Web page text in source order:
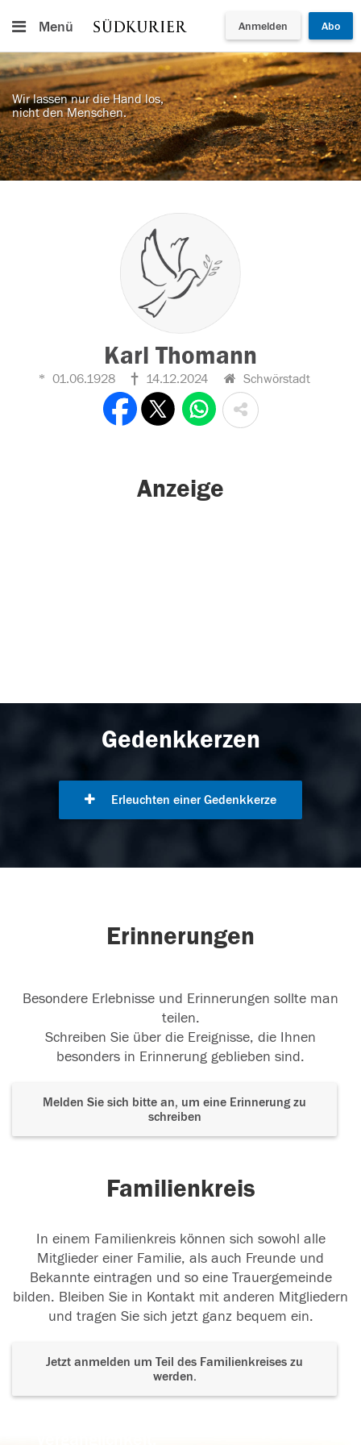
Menü Anmelden Abo
Wir lassen nur die Hand los,
nicht den Menschen.
Karl Thomann
01.06.1928 14.12.2024 Schwörstadt
Anzeige
Gedenkkerzen
Erleuchten einer Gedenkkerze
Erinnerungen
Besondere Erlebnisse und Erinnerungen sollte man
teilen.
Schreiben Sie über die Ereignisse, die Ihnen
besonders in Erinnerung geblieben sind.
Melden Sie sich bitte an, um eine Erinnerung zu
schreiben
Familienkreis
In einem Familienkreis können sich sowohl alle
Mitglieder einer Familie, als auch Freunde und
Bekannte eintragen und so eine Trauergemeinde
bilden. Bleiben Sie in Kontakt mit anderen Mitgliedern
und tragen Sie sich jetzt ganz bequem ein.
Jetzt anmelden um Teil des Familienkreises zu
werden.